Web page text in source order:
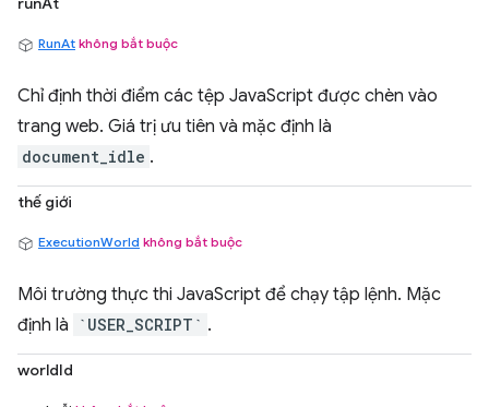
RunAt không bắt buộc
Chỉ định thời điểm các tệp JavaScript được chèn vào
trang web. Giá trị ưu tiên và mặc định là
document_idle .
thế giới
ExecutionWorld không bắt buộc
Môi trường thực thi JavaScript để chạy tập lệnh. Mặc
định là
`USER_SCRIPT` .
worldId